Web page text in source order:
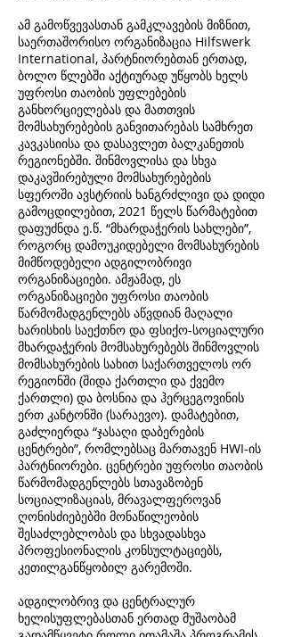
ამ გამოწვევასთან გამკლავების მიზნით,
საერთაშორისო ორგანიზაცია Hilfswerk
International, პარტნიორებთან ერთად,
ბოლო წლებში აქტიურად უწყობს ხელს
უფროსი თაობის უფლებების
განხორციელებას და მათთვის
მომსახურებების განვითარებას სამხრეთ
კავკასიისა და დასავლეთ ბალკანეთის
რეგიონებში. შინმოვლისა და სხვა
დაკავშირებული მომსახურებების
სფეროში ავსტრიის ხანგრძლივი და დიდი
გამოცდილებით, 2021 წელს წარმატებით
დაფუძნდა ე.წ. “მხარდაჭერის სახლები”,
როგორც დამოუკიდებელი მომსახურების
მიმწოდებელი ადგილობრივი
ორგანიზაციები. ამჟამად, ეს
ორგანიზაციები უფროსი თაობის
წარმომადგენლებს აწვდიან მაღალი
ხარისხის საექთნო და ფსიქო-სოციალური
მხარდაჭერის მომსახურებებს შინმოვლის
მომსახურების სახით საქართველოს ორ
რეგიონში (შიდა ქართლი და ქვემო
ქართლი) და ბოსნია და ჰერცეგოვინის
ერთ კანტონში (სარაევო). დამატებით,
გაძლიერდა “ჯასაღი დაბერების
ცენტრები”, რომლებსაც მართავენ HWI-ის
პარტნიორები. ცენტრები უფროსი თაობის
წარმომადგენლებს სთავაზობენ
სოციალიზაციას, მრავალფეროვან
ღონისძიებებში მონაწილეობის
შესაძლებლობას და სხვადასხვა
პროფესიონალის კონსულტაციებს,
კეთილგანწყობილ გარემოში.
ადგილობრივ და ცენტრალურ
ხელისუფლებასთან ერთად მუშაობამ